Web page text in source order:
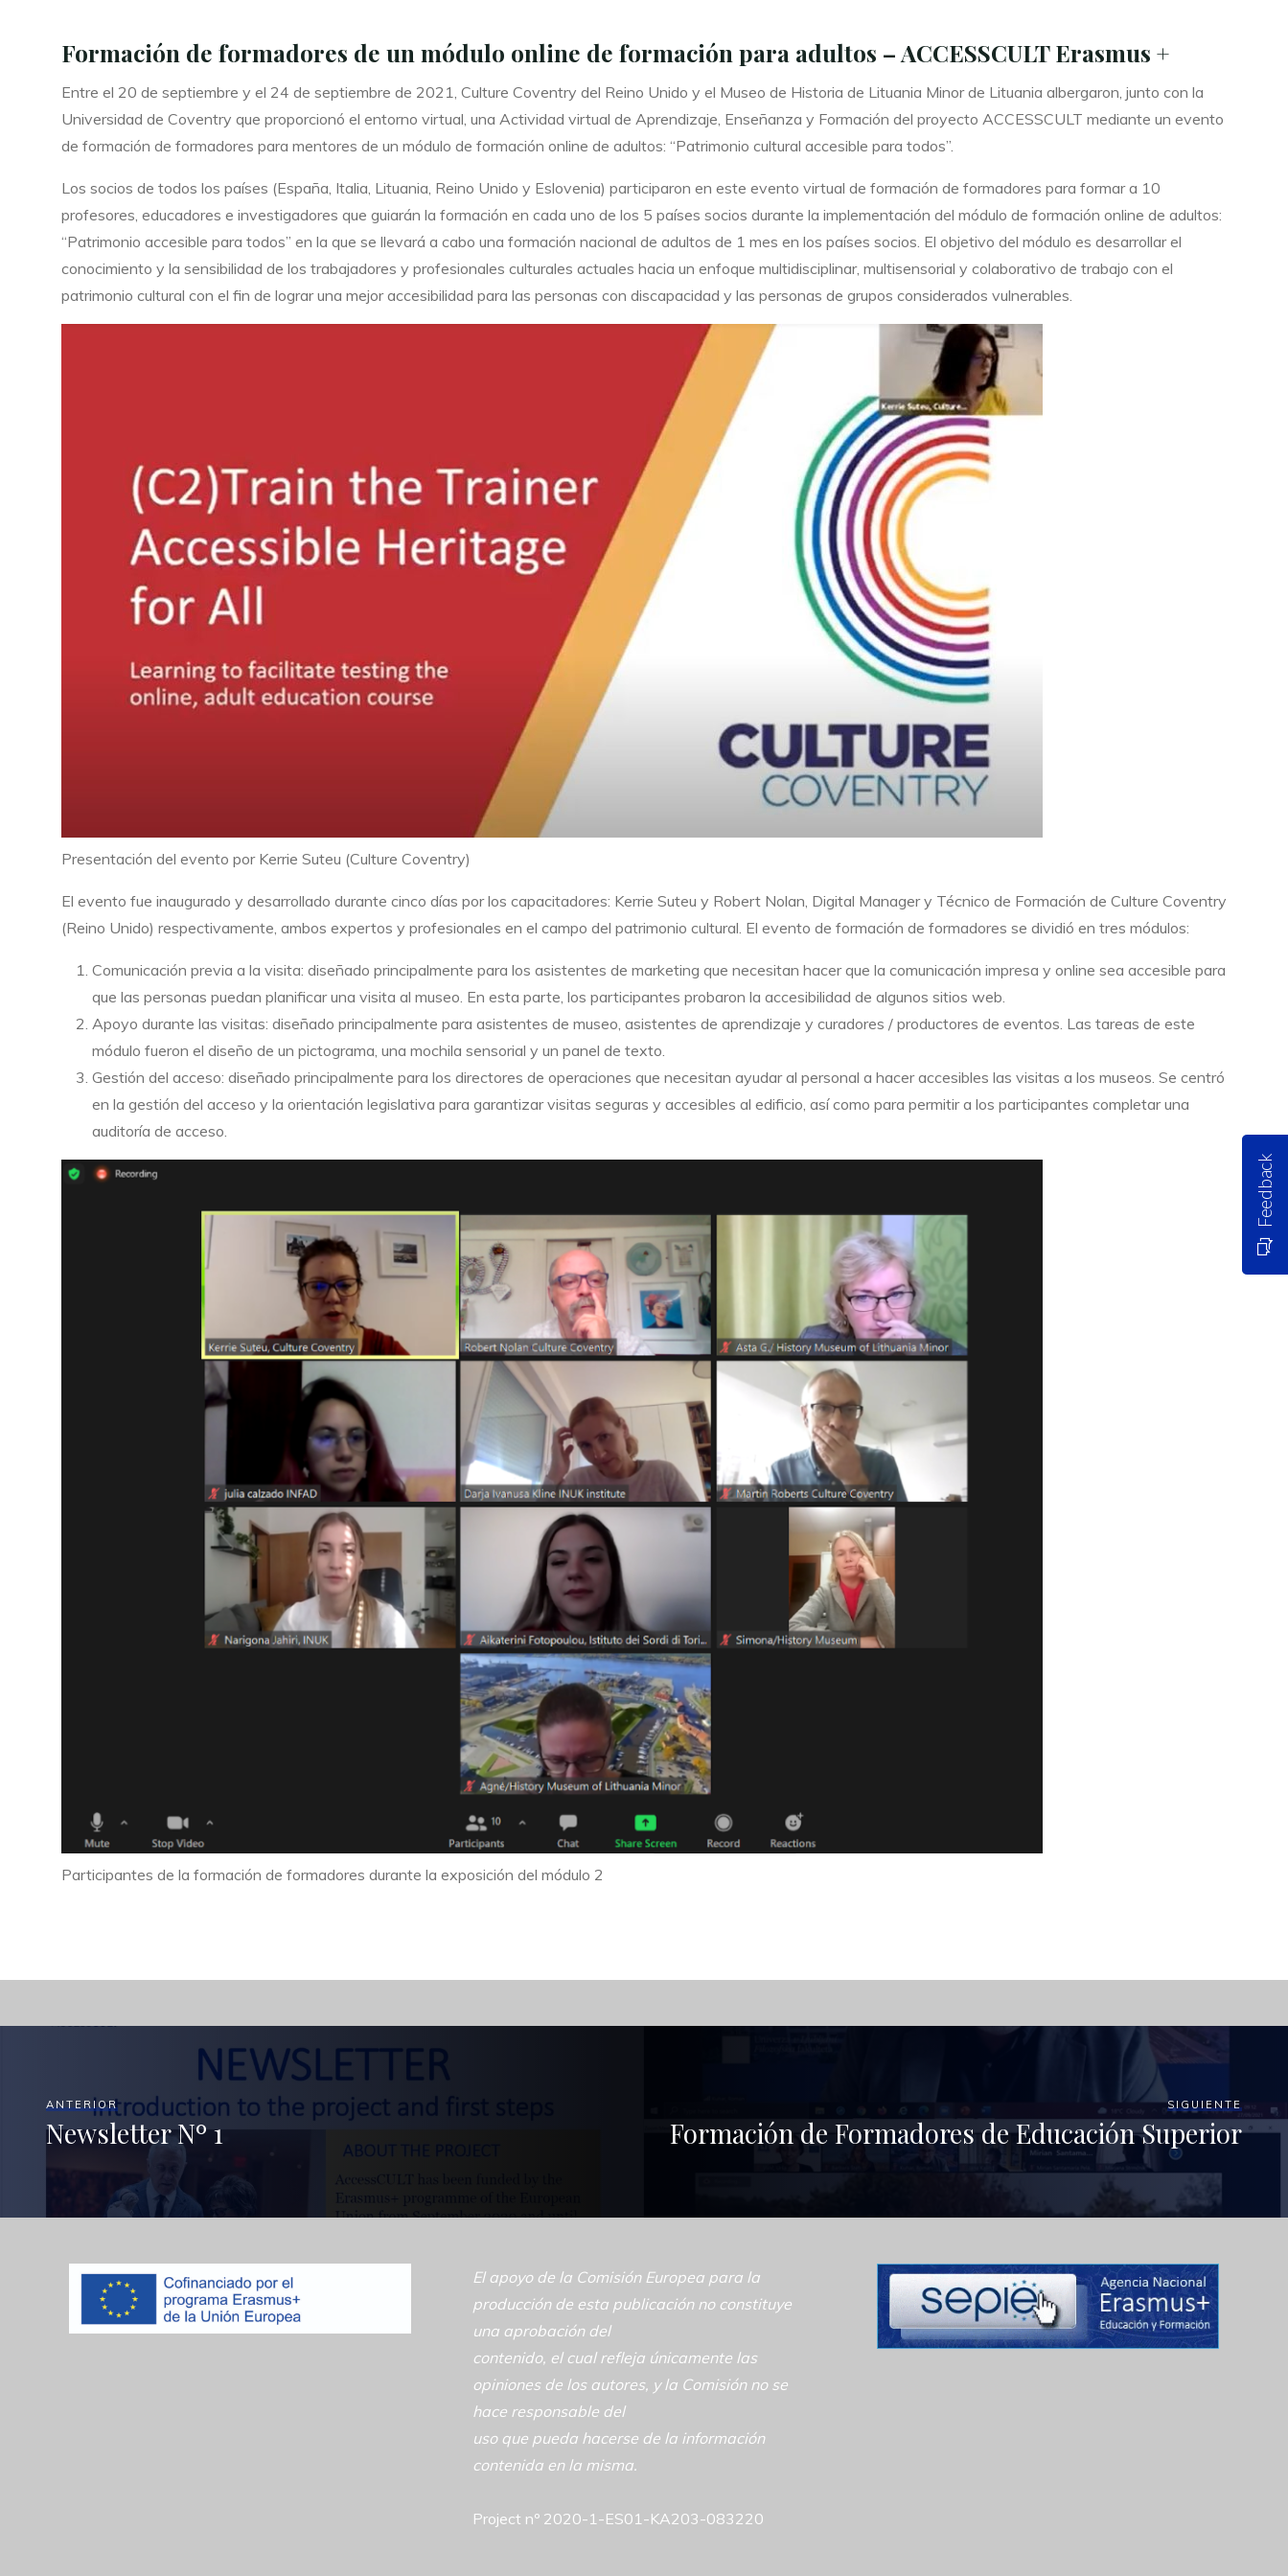
Formación de formadores de un módulo online de formación para adultos – ACCESSCULT Erasmus +
Entre el 20 de septiembre y el 24 de septiembre de 2021, Culture Coventry del Reino Unido y el Museo de Historia de Lituania Minor de Lituania albergaron, junto con la
Universidad de Coventry que proporcionó el entorno virtual, una Actividad virtual de Aprendizaje, Enseñanza y Formación del proyecto ACCESSCULT mediante un evento
de formación de formadores para mentores de un módulo de formación online de adultos: “Patrimonio cultural accesible para todos”.
Los socios de todos los países (España, Italia, Lituania, Reino Unido y Eslovenia) participaron en este evento virtual de formación de formadores para formar a 10
profesores, educadores e investigadores que guiarán la formación en cada uno de los 5 países socios durante la implementación del módulo de formación online de adultos:
“Patrimonio accesible para todos” en la que se llevará a cabo una formación nacional de adultos de 1 mes en los países socios. El objetivo del módulo es desarrollar el
conocimiento y la sensibilidad de los trabajadores y profesionales culturales actuales hacia un enfoque multidisciplinar, multisensorial y colaborativo de trabajo con el
patrimonio cultural con el fin de lograr una mejor accesibilidad para las personas con discapacidad y las personas de grupos considerados vulnerables.
Presentación del evento por Kerrie Suteu (Culture Coventry)
El evento fue inaugurado y desarrollado durante cinco días por los capacitadores: Kerrie Suteu y Robert Nolan, Digital Manager y Técnico de Formación de Culture Coventry
(Reino Unido) respectivamente, ambos expertos y profesionales en el campo del patrimonio cultural. El evento de formación de formadores se dividió en tres módulos:
Comunicación previa a la visita: diseñado principalmente para los asistentes de marketing que necesitan hacer que la comunicación impresa y online sea accesible para
que las personas puedan planificar una visita al museo. En esta parte, los participantes probaron la accesibilidad de algunos sitios web.
Apoyo durante las visitas: diseñado principalmente para asistentes de museo, asistentes de aprendizaje y curadores / productores de eventos. Las tareas de este
módulo fueron el diseño de un pictograma, una mochila sensorial y un panel de texto.
Gestión del acceso: diseñado principalmente para los directores de operaciones que necesitan ayudar al personal a hacer accesibles las visitas a los museos. Se centró
en la gestión del acceso y la orientación legislativa para garantizar visitas seguras y accesibles al edificio, así como para permitir a los participantes completar una
auditoría de acceso.
Participantes de la formación de formadores durante la exposición del módulo 2
ANTERIOR
Newsletter Nº 1
SIGUIENTE
Formación de Formadores de Educación Superior
El apoyo de la Comisión Europea para la
producción de esta publicación no constituye
una aprobación del
contenido, el cual refleja únicamente las
opiniones de los autores, y la Comisión no se
hace responsable del
uso que pueda hacerse de la información
contenida en la misma.
Project nº 2020-1-ES01-KA203-083220
Feedback